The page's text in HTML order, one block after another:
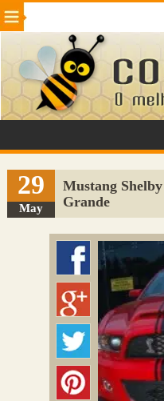
Beleza Cinema e TV
Internet Jogos NotÃ­cias
VeÃ­culos Adulto
Sugerir Link
Adicionar Blog
Colmeia Exchange
Perguntas Frequentes
29
May
Mustang
Grande